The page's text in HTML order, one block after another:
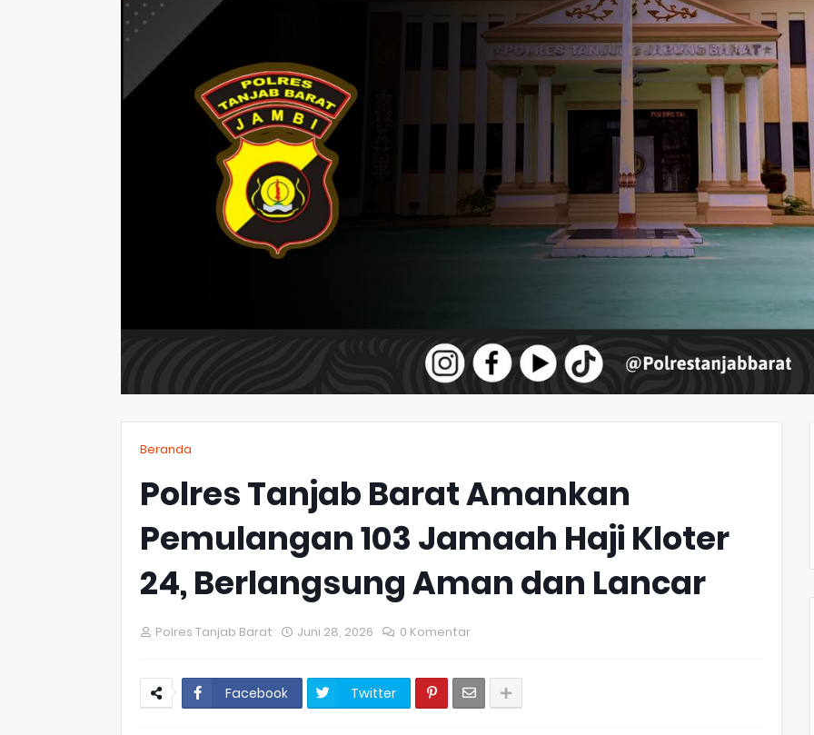
Beranda
Polres Tanjab Barat Amankan
Pemulangan 103 Jamaah Haji Kloter
24, Berlangsung Aman dan Lancar
Polres Tanjab Barat Juni 28, 2026 0 Komentar
Facebook Twitter